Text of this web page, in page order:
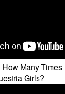
Many Times
Girls?